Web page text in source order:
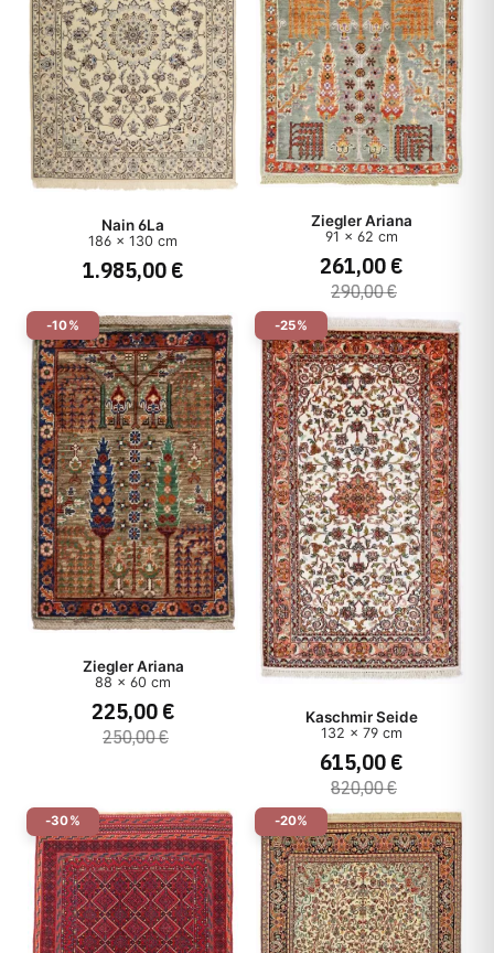
Nain 6La
186 x 130 cm
1.985,00 €
Ziegler Ariana
91 x 62 cm
261,00 €
290,00 €
-10%
Ziegler Ariana
88 x 60 cm
225,00 €
250,00 €
-25%
Kaschmir Seide
132 x 79 cm
615,00 €
820,00 €
-30% -20%